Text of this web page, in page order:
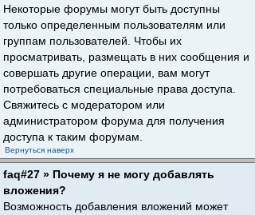
Некоторые форумы могут быть доступны
только определенным пользователям или
группам пользователей. Чтобы их
просматривать, размещать в них сообщения и
совершать другие операции, вам могут
потребоваться специальные права доступа.
Свяжитесь с модератором или
администратором форума для получения
доступа к таким форумам.
Вернуться наверх
faq#27 » Почему я не могу добавлять
вложения?
Возможность добавления вложений может